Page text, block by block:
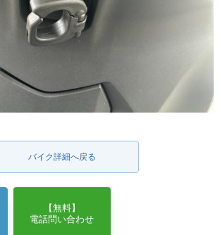
バイク詳細へ戻る
【無料】
電話問い合わせ